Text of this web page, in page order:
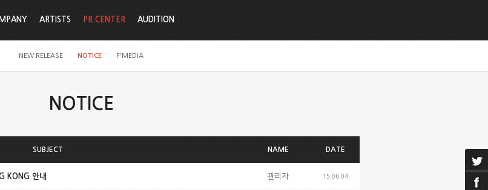
ARTISTS PR CENTER
NEW RELEASE NOTICE F'MEDIA
AUDITION
NOTICE
SUBJECT NAME DATE
KONG 안내 관리자 15.06.04